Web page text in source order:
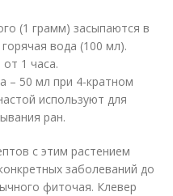
(1 грамм) засыпаются в
вода (100 мл).
1 часа.
– 50 мл при 4-кратном
используют для
ран.
с этим растением
заболеваний до
фиточая. Клевер